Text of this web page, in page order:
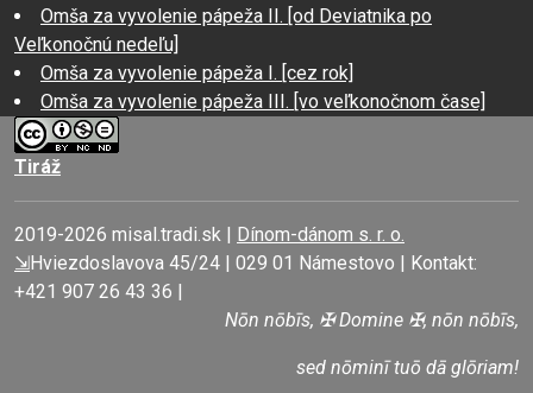
Omša za vyvolenie pápeža II. [od Deviatnika po
Veľkonočnú nedeľu]
Omša za vyvolenie pápeža I. [cez rok]
Omša za vyvolenie pápeža III. [vo veľkonočnom čase]
Tiráž
2019-2026 misal.tradi.sk | Dínom-dánom s. r. o.
⇲Hviezdoslavova 45/24 | 029 01 Námestovo | Kontakt:
+421 907 26 43 36 |
Nōn nōbīs, ✠ Domine ✠, nōn nōbīs,
sed nōminī tuō dā glōriam!